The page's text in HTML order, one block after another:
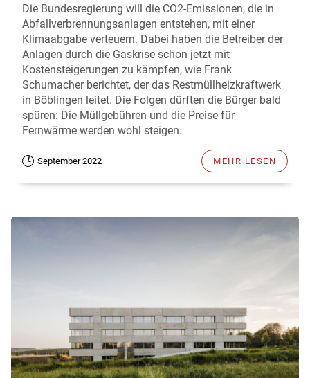
Die Bundesregierung will die CO2-Emissionen, die in
Abfallverbrennungsanlagen entstehen, mit einer
Klimaabgabe verteuern. Dabei haben die Betreiber der
Anlagen durch die Gaskrise schon jetzt mit
Kostensteigerungen zu kämpfen, wie Frank
Schumacher berichtet, der das Restmüllheizkraftwerk
in Böblingen leitet. Die Folgen dürften die Bürger bald
spüren: Die Müllgebühren und die Preise für
Fernwärme werden wohl steigen.
September 2022 MEHR LESEN